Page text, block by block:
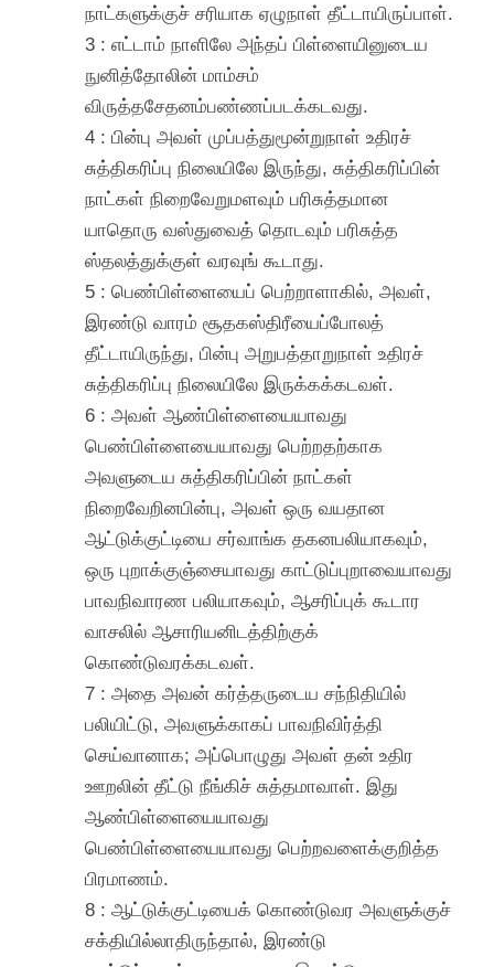
நாட்களுக்குச் சரியாக ஏழுநாள் தீட்டாயிருப்பாள்.
3 : எட்டாம் நாளிலே அந்தப் பிள்ளையினுடைய
நுனித்தோலின் மாம்சம்
விருத்தசேதனம்பண்ணப்படக்கடவது.
4 : பின்பு அவள் முப்பத்துமூன்றுநாள் உதிரச்
சுத்திகரிப்பு நிலையிலே இருந்து, சுத்திகரிப்பின்
நாட்கள் நிறைவேறுமளவும் பரிசுத்தமான
யாதொரு வஸ்துவைத் தொடவும் பரிசுத்த
ஸ்தலத்துக்குள் வரவுங் கூடாது.
5 : பெண்பிள்ளையைப் பெற்றாளாகில், அவள்,
இரண்டு வாரம் சூதகஸ்திரீயைப்போலத்
தீட்டாயிருந்து, பின்பு அறுபத்தாறுநாள் உதிரச்
சுத்திகரிப்பு நிலையிலே இருக்கக்கடவள்.
6 : அவள் ஆண்பிள்ளையையாவது
பெண்பிள்ளையையாவது பெற்றதற்காக
அவளுடைய சுத்திகரிப்பின் நாட்கள்
நிறைவேறினபின்பு, அவள் ஒரு வயதான
ஆட்டுக்குட்டியை சர்வாங்க தகனபலியாகவும்,
ஒரு புறாக்குஞ்சையாவது காட்டுப்புறாவையாவது
பாவநிவாரண பலியாகவும், ஆசரிப்புக் கூடார
வாசலில் ஆசாரியனிடத்திற்குக்
கொண்டுவரக்கடவள்.
7 : அதை அவன் கர்த்தருடைய சந்நிதியில்
பலியிட்டு, அவளுக்காகப் பாவநிவிர்த்தி
செய்வானாக; அப்பொழுது அவள் தன் உதிர
ஊறலின் தீட்டு நீங்கிச் சுத்தமாவாள். இது
ஆண்பிள்ளையையாவது
பெண்பிள்ளையையாவது பெற்றவளைக்குறித்த
பிரமாணம்.
8 : ஆட்டுக்குட்டியைக் கொண்டுவர அவளுக்குச்
சக்தியில்லாதிருந்தால், இரண்டு